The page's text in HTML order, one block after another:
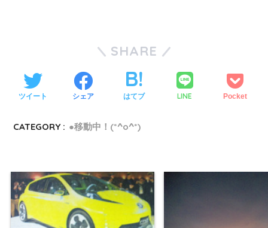
SHARE
ツイート シェア はてブ LINE Pocket
CATEGORY : ●移動中！(*^o^*)